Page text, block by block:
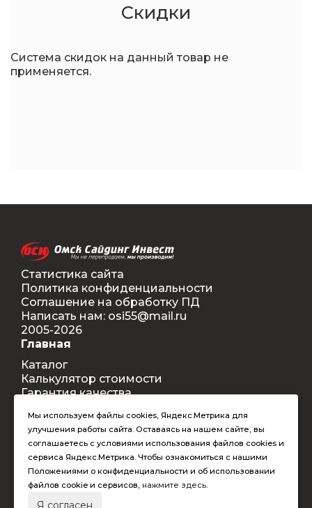
Скидки
Система скидок на данный товар не
применяется.
Статистика сайта
Политика конфиденциальности
Соглашение на обработку ПД
Написать нам: osi55@mail.ru
2005-2026
Главная
Каталог
Калькулятор стоимости
Гарантия качества
Контакты
Покупателям
Способы оплаты
Условия оформления заказа
Таблица допустимых размеров
Мы используем файлы cookies, Яндекс.Метрика для
улучшения работы сайта. Оставаясь на нашем сайте, вы
соглашаетесь с условиями использования файлов cookies и
сервиса Яндекс.Метрика. Чтобы ознакомиться с нашими
Положениями о конфиденциальности и об использовании
файлов cookie и сервисов, нажмите здесь.
Я согласен